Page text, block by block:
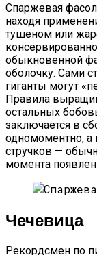
Спаржевая
находя
тушеном или
обыкновенной
оболочку. Сами
гиганты могут
Правила
остальных
заключается в
одномоментно, а
стручков —
момента
Чечевица
Рекордсмен по